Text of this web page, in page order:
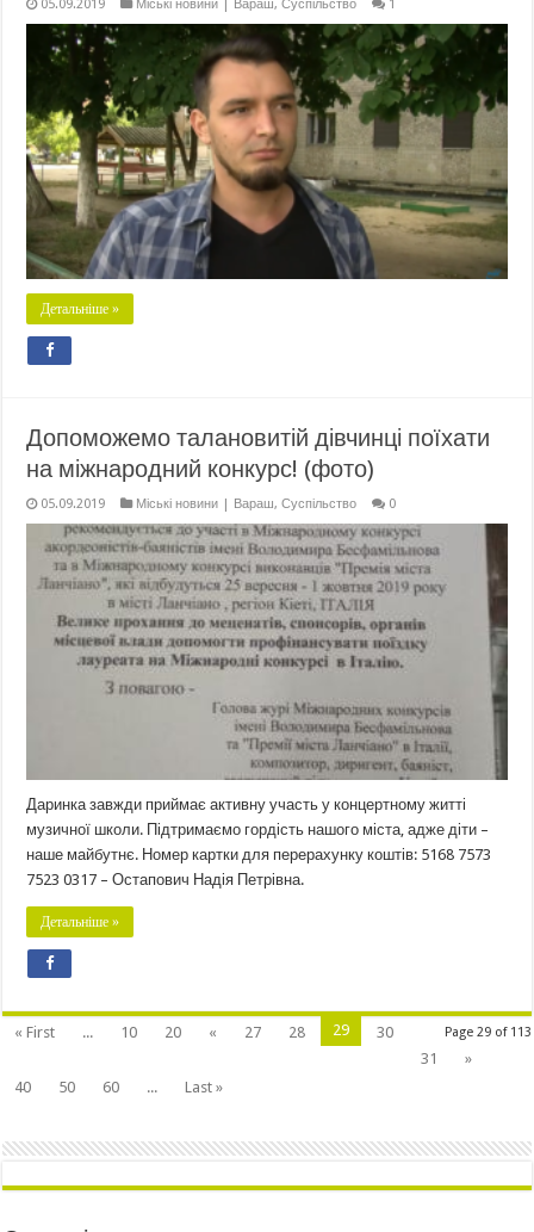
05.09.2019 Міські новини | Вараш,Суспільство 1
Детальніше »
Допоможемо талановитій дівчинці поїхати
на міжнародний конкурс! (фото)
05.09.2019 Міські новини | Вараш,Суспільство 0
Даринка завжди приймає активну участь у концертному житті
музичної школи. Підтримаємо гордість нашого міста, адже діти –
наше майбутнє. Номер картки для перерахунку коштів: 5168 7573
7523 0317 – Остапович Надія Петрівна.
Детальніше »
Page 29 of 113
« First ... 10 20 « 27 28 29
30
31
»
40
50 60 ... Last »